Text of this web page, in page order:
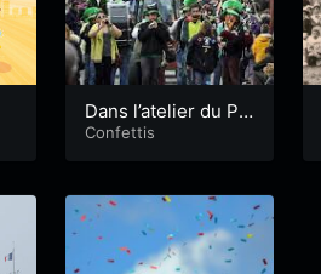
Dans l’atelier du Pol
ygone
Confettis